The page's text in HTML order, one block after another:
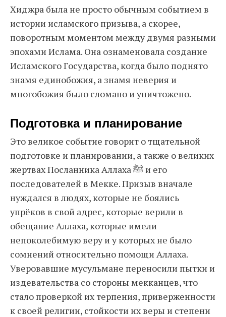
Хиджра была не просто обычным событием в
истории исламского призыва, а скорее,
поворотным моментом между двумя разными
эпохами Ислама. Она ознаменовала создание
Исламского Государства, когда было поднято
знамя единобожия, а знамя неверия и
многобожия было сломано и уничтожено.
Подготовка и планирование
Это великое событие говорит о тщательной
подготовке и планировании, а также о великих
жертвах Посланника Аллаха ﷺ и его
последователей в Мекке. Призыв вначале
нуждался в людях, которые не боялись
упрёков в свой адрес, которые верили в
обещание Аллаха, которые имели
непоколебимую веру и у которых не было
сомнений относительно помощи Аллаха.
Уверовавшие мусульмане переносили пытки и
издевательства со стороны мекканцев, что
стало проверкой их терпения, приверженности
к своей религии, стойкости их веры и степени